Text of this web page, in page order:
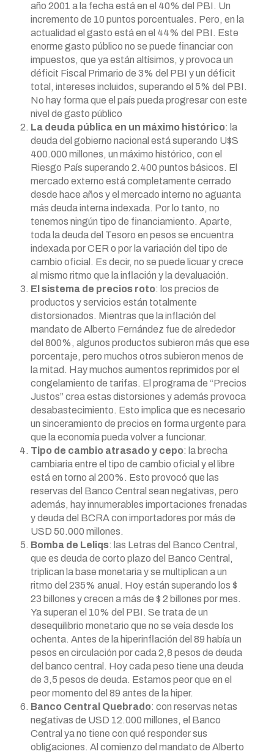
año 2001 a la fecha está en el 40% del PBI. Un
incremento de 10 puntos porcentuales. Pero, en la
actualidad el gasto está en el 44% del PBI. Este
enorme gasto público no se puede financiar con
impuestos, que ya están altísimos, y provoca un
déficit Fiscal Primario de 3% del PBI y un déficit
total, intereses incluidos, superando el 5% del PBI.
No hay forma que el país pueda progresar con este
nivel de gasto público
La deuda pública en un máximo histórico: la
deuda del gobierno nacional está superando U$S
400.000 millones, un máximo histórico, con el
Riesgo País superando 2.400 puntos básicos. El
mercado externo está completamente cerrado
desde hace años y el mercado interno no aguanta
más deuda interna indexada. Por lo tanto, no
tenemos ningún tipo de financiamiento. Aparte,
toda la deuda del Tesoro en pesos se encuentra
indexada por CER o por la variación del tipo de
cambio oficial. Es decir, no se puede licuar y crece
al mismo ritmo que la inflación y la devaluación.
El sistema de precios roto: los precios de
productos y servicios están totalmente
distorsionados. Mientras que la inflación del
mandato de Alberto Fernández fue de alrededor
del 800%, algunos productos subieron más que ese
porcentaje, pero muchos otros subieron menos de
la mitad. Hay muchos aumentos reprimidos por el
congelamiento de tarifas. El programa de “Precios
Justos” crea estas distorsiones y además provoca
desabastecimiento. Esto implica que es necesario
un sinceramiento de precios en forma urgente para
que la economía pueda volver a funcionar.
Tipo de cambio atrasado y cepo: la brecha
cambiaria entre el tipo de cambio oficial y el libre
está en torno al 200%. Esto provocó que las
reservas del Banco Central sean negativas, pero
además, hay innumerables importaciones frenadas
y deuda del BCRA con importadores por más de
USD 50.000 millones.
Bomba de Leliqs: las Letras del Banco Central,
que es deuda de corto plazo del Banco Central,
triplican la base monetaria y se multiplican a un
ritmo del 235% anual. Hoy están superando los $
23 billones y crecen a más de $ 2 billones por mes.
Ya superan el 10% del PBI. Se trata de un
desequilibrio monetario que no se veía desde los
ochenta. Antes de la hiperinflación del 89 había un
pesos en circulación por cada 2,8 pesos de deuda
del banco central. Hoy cada peso tiene una deuda
de 3,5 pesos de deuda. Estamos peor que en el
peor momento del 89 antes de la hiper.
Banco Central Quebrado: con reservas netas
negativas de USD 12.000 millones, el Banco
Central ya no tiene con qué responder sus
obligaciones. Al comienzo del mandato de Alberto